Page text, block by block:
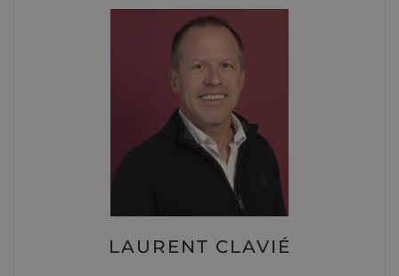
LAURENT CLAVIÉ